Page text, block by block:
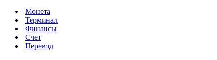
навигацииМонета
Терминал
Финансы
Счет
Перевод